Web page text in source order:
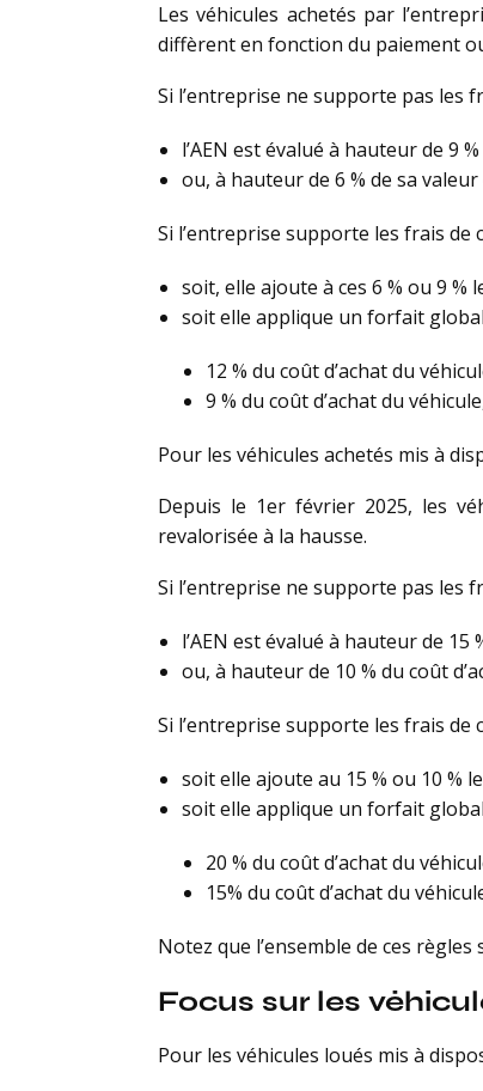
Les véhicules achetés par
diffèrent en fonction du paiement
Si l’entreprise ne supporte pas les
l’AEN est évalué à hauteur de 9
ou, à hauteur de 6 % de sa
Si l’entreprise supporte les frais de
soit, elle ajoute à ces 6 % ou 9 %
soit elle applique un forfait global
12 % du coût d’achat du
9 % du coût d’achat du
Pour les véhicules achetés mis à
Depuis le 1er février 2025, les
revalorisée à la hausse.
Si l’entreprise ne supporte pas les
l’AEN est évalué à hauteur de 15
ou, à hauteur de 10 % du coût
Si l’entreprise supporte les frais de
soit elle ajoute au 15 % ou 10 %
soit elle applique un forfait global
20 % du coût d’achat du
15% du coût d’achat du
Notez que l’ensemble de ces
Focus sur les
Pour les véhicules loués mis à